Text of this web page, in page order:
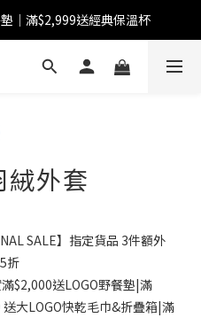
定商品低至38折
｜滿$2,999送經典保溫杯
】全單免運費
絨外套
SALE】指定貨品 3件額外
折
$2,000送LOGO野餐墊|滿
大LOGO快乾毛巾&折疊箱|滿